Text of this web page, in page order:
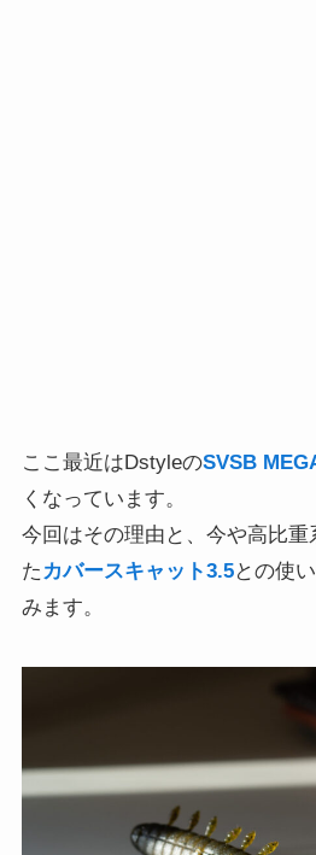
ここ最近はDstyleのSVSB
くなっています。
今回はその理由と、今や高比重
たカバースキャット3.5との使
みます。